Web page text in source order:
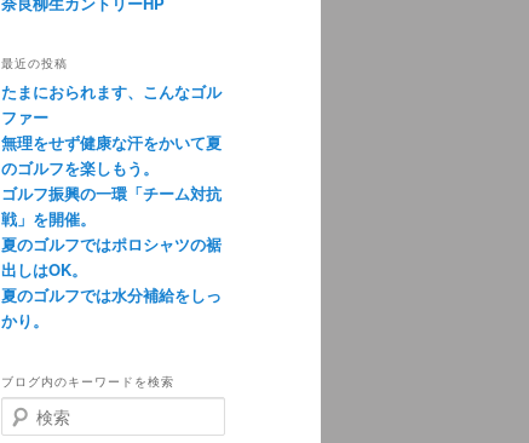
最近の投稿
たまにおられます、こんなゴル
ファー
無理をせず健康な汗をかいて夏
のゴルフを楽しもう。
ゴルフ振興の一環「チーム対抗
戦」を開催。
夏のゴルフではポロシャツの裾
出しはOK。
夏のゴルフでは水分補給をしっ
かり。
ブログ内のキーワードを検索
検
索